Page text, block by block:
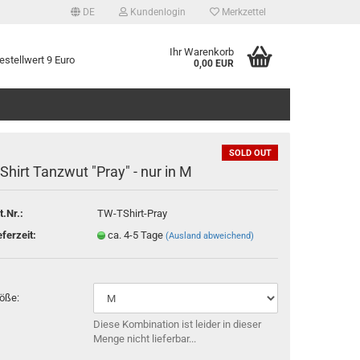
DE Kundenlogin
vergessen?
Merkzettel
9 Euro
Ihr Warenkorb
0,00 EUR
SOLD OUT
Tanzwut "Pray" - nur in M
TW-TShirt-Pray
ca. 4-5 Tage (Ausland abweichend)
Diese Kombination ist leider in dieser
Menge nicht lieferbar...